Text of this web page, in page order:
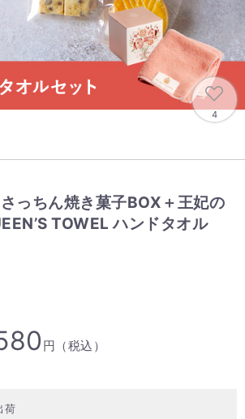
4
さっちん焼き菓子BOX＋王妃の
TOWEL ハンドタオル
円（税込）
荷